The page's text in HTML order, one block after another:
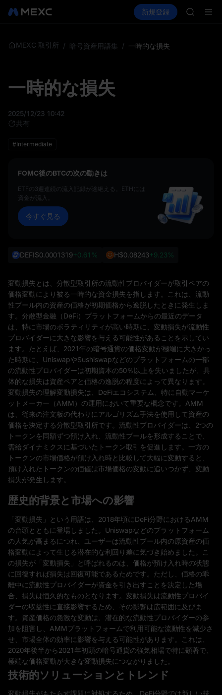
現物 先物取引 SPCX
新規登録
SPCX
MEXC 取引所 / 暗号資産用語集 / 一時的な損失
一時的な損失
2025/12/23 10:42
共有
#Intermediate
FOMC後のBTCの次の動きは
ETFの3週連続の流入記録が途絶える。ETHには
資金が流入。
今すぐ見る
DEFI$0.0001319+0.61% H$0.08243+9.23%
変動損失とは、分散型取引所の流動性プロバイダーが取引ペアの
価格変動により被る一時的な資金損失を指します。これは、流動
性プール内の資産の価格が初期価格から逸脱したときに発生しま
す。分散型金融（DeFi）プラットフォームからの最近のデータ
は、特に市場のボラティリティが高い時期に、変動損失が流動性
プロバイダーに大きな影響を与える可能性があることを示してい
ます。たとえば、2021年の暗号通貨の価格変動が極端に大きかっ
た時期に、UniswapやSushiswapなどのプラットフォームの一部
の流動性プロバイダーは初期資本の50％以上を失いましたが、具
体的な損失は資産ペアと価格の逸脱の程度によって異なります。
変動損失の理解変動損失は、DeFiエコシステム、特に自動マーケ
ットメーカー（AMM）の運用において重要な概念です。AMM
は、従来の注文板の代わりにアルゴリズム手法を使用して資産の
価格を決定する分散型取引所です。流動性プロバイダーは、2つの
トークンを同額ずつ預け入れ、流動性プールを形成することで、
需給ダイナミクスに基づいたトークン取引を促進します。一方の
トークンの市場価格が預け入れ時と比較して大幅に変動すると、
預け入れたトークンの価値は市場価格の変動に追いつかず、変動
損失が発生します。
歴史的背景と市場への影響
「変動損失」という用語は、2018年頃にDeFi分野におけるAMM
の台頭とともに登場しました。Uniswapなどのプラットフォーム
の人気が高まるにつれ、ユーザーは流動性プール内の原資産の価
格変動によって生じる潜在的な利回り差に気づき始めました。こ
の損失が「変動損失」と呼ばれるのは、価格が預け入れ時の状態
に回復すれば損失は回復可能であるためです。ただし、価格の乖
離中に流動性プロバイダーが資金を引き出すことを決定した場
合、損失は恒久的なものとなります。変動損失は流動性プロバイ
ダーの収益性に直接影響するため、その影響は広範囲に及びま
す。資産価格の急激な変動は、潜在的な流動性プロバイダーの参
加を阻害し、AMMプラットフォームで利用可能な流動性を減少さ
せ、市場全体の効率に影響を与える可能性があります。これは、
2020年後半から2021年初頭の暗号通貨の強気相場で特に顕著で、
極端な価格変動が大きな変動損失につながりました。
技術的ソリューションとトレンド
変動損失がもたらす課題に対処するため、DeFi分野では新しい技